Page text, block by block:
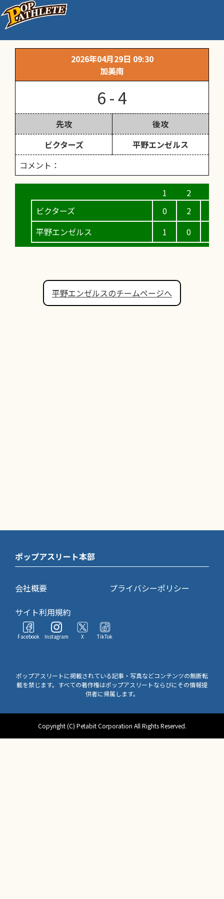
3年生練習試合
2026年04月29日 09:30
加美南
6 - 4
先攻
後攻
ビクターズ
平野エンゼルス
コメント：
ビクターズ
平野エンゼルス
0
1
2
0
平野エンゼルスのチームページへ
ポップアスリート本部
会社概要
プライバシーポリシー
サイト利用規約
Facebook Instagram X TikTok
ポップアスリートに掲載されている記事・写真などコンテンツの無断転
載を禁じます。すべての著作権はポップアスリートならびにその情報提
供者に帰属します。
Copyright (C) Petabit Corporation All Rights Reserved.